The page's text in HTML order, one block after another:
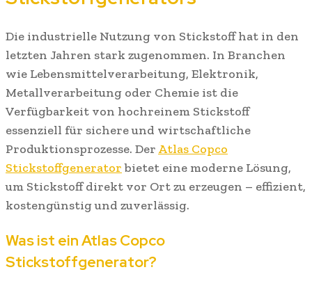
Die industrielle Nutzung von Stickstoff hat in den
letzten Jahren stark zugenommen. In Branchen
wie Lebensmittelverarbeitung, Elektronik,
Metallverarbeitung oder Chemie ist die
Verfügbarkeit von hochreinem Stickstoff
essenziell für sichere und wirtschaftliche
Produktionsprozesse. Der Atlas Copco
Stickstoffgeneratorbietet eine moderne Lösung,
um Stickstoff direkt vor Ort zu erzeugen – effizient,
kostengünstig und zuverlässig.
Was ist ein Atlas Copco
Stickstoffgenerator?